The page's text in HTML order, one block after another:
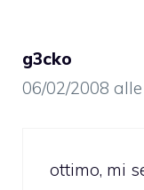
g3cko
06/02/2008
ottimo, mi